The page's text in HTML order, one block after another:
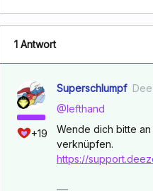
1 Antwort
+19
Superschlumpf
@Iefthand
Wende dich bitte
verknüpfen.
https://